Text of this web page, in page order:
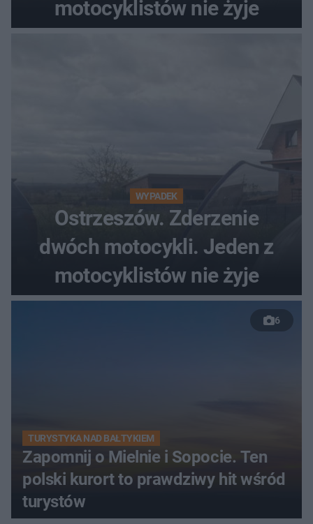
motocyklistów nie żyje
WYPADEK
Ostrzeszów. Zderzenie
dwóch motocykli. Jeden z
motocyklistów nie żyje
6
TURYSTYKA NAD BAŁTYKIEM
Zapomnij o Mielnie i Sopocie. Ten
polski kurort to prawdziwy hit wśród
turystów